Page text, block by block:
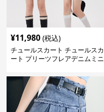
¥11,980 (税込)
チュールスカート チュールスカ
ート プリーツフレアデニムミニ